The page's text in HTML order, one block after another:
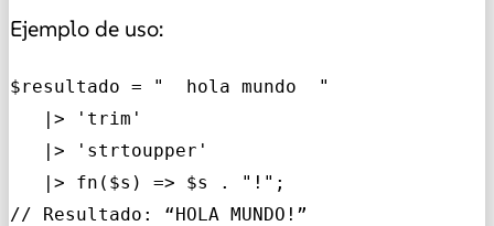
Ejemplo de uso:
$resultado = "  hola mundo  "
   |> 'trim'
   |> 'strtoupper'
   |> fn($s) => $s . "!";
// Resultado: “HOLA MUNDO!”